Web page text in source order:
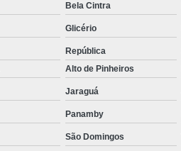
Bela Cintra
Glicério
República
Alto de Pinheiros
Jaraguá
Panamby
São Domingos